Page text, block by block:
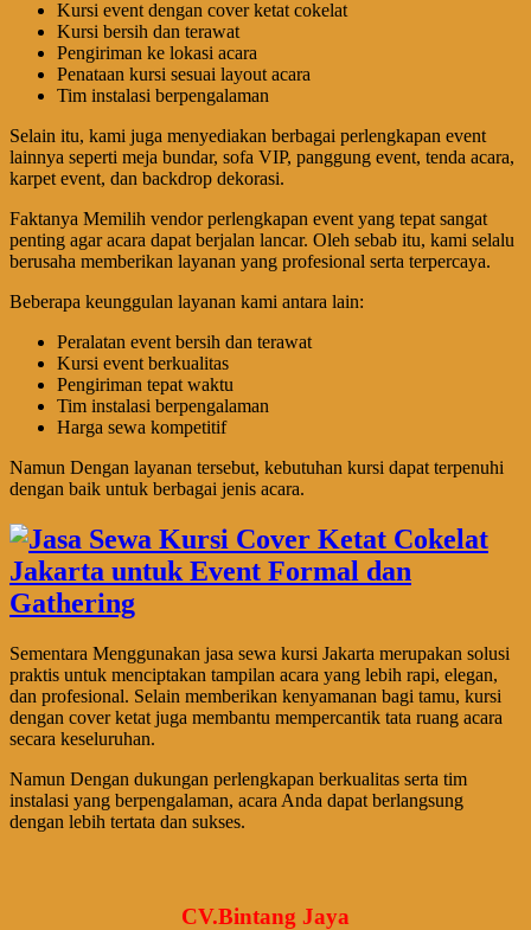
Kursi event dengan cover ketat cokelat
Kursi bersih dan terawat
Pengiriman ke lokasi acara
Penataan kursi sesuai layout acara
Tim instalasi berpengalaman
Selain itu, kami juga menyediakan berbagai perlengkapan event
lainnya seperti meja bundar, sofa VIP, panggung event, tenda acara,
karpet event, dan backdrop dekorasi.
Faktanya Memilih vendor perlengkapan event yang tepat sangat
penting agar acara dapat berjalan lancar. Oleh sebab itu, kami selalu
berusaha memberikan layanan yang profesional serta terpercaya.
Beberapa keunggulan layanan kami antara lain:
Peralatan event bersih dan terawat
Kursi event berkualitas
Pengiriman tepat waktu
Tim instalasi berpengalaman
Harga sewa kompetitif
Namun Dengan layanan tersebut, kebutuhan kursi dapat terpenuhi
dengan baik untuk berbagai jenis acara.
Sementara Menggunakan jasa sewa kursi Jakarta merupakan solusi
praktis untuk menciptakan tampilan acara yang lebih rapi, elegan,
dan profesional. Selain memberikan kenyamanan bagi tamu, kursi
dengan cover ketat juga membantu mempercantik tata ruang acara
secara keseluruhan.
Namun Dengan dukungan perlengkapan berkualitas serta tim
instalasi yang berpengalaman, acara Anda dapat berlangsung
dengan lebih tertata dan sukses.
CV.Bintang Jaya